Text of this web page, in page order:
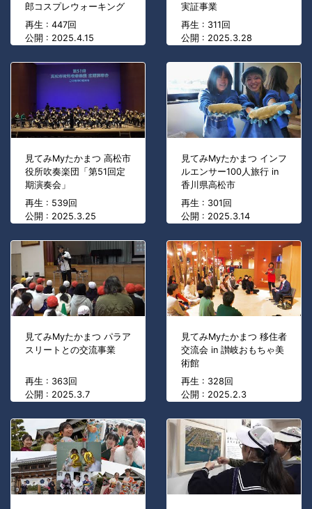
郎コスプレウォーキング
再生 : 447回
公開 : 2025.4.15
実証事業
再生 : 311回
公開 : 2025.3.28
見てみMyたかまつ 高松市
役所吹奏楽団「第51回定
期演奏会」
再生 : 539回
公開 : 2025.3.25
見てみMyたかまつ インフ
ルエンサー100人旅行 in
香川県高松市
再生 : 301回
公開 : 2025.3.14
見てみMyたかまつ パラア
スリートとの交流事業
再生 : 363回
公開 : 2025.3.7
見てみMyたかまつ 移住者
交流会 in 讃岐おもちゃ美
術館
再生 : 328回
公開 : 2025.2.3